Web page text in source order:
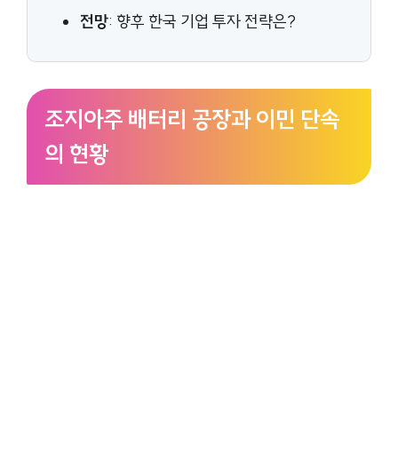
전망: 향후 한국 기업 투자 전략은?
조지아주 배터리 공장과 이민 단속
의 현황